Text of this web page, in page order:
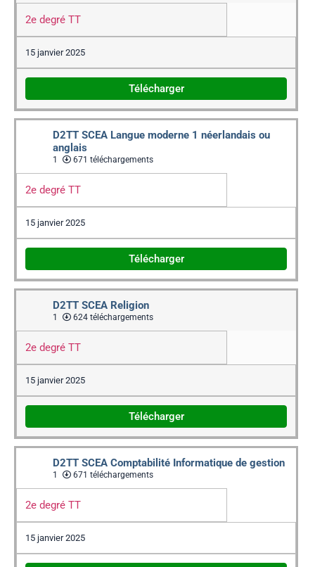
2e degré TT
15 janvier 2025
Télécharger
D2TT SCEA Langue moderne 1 néerlandais ou
anglais
1 671 téléchargements
2e degré TT
15 janvier 2025
Télécharger
D2TT SCEA Religion
1 624 téléchargements
2e degré TT
15 janvier 2025
Télécharger
D2TT SCEA Comptabilité Informatique de gestion
1 671 téléchargements
2e degré TT
15 janvier 2025